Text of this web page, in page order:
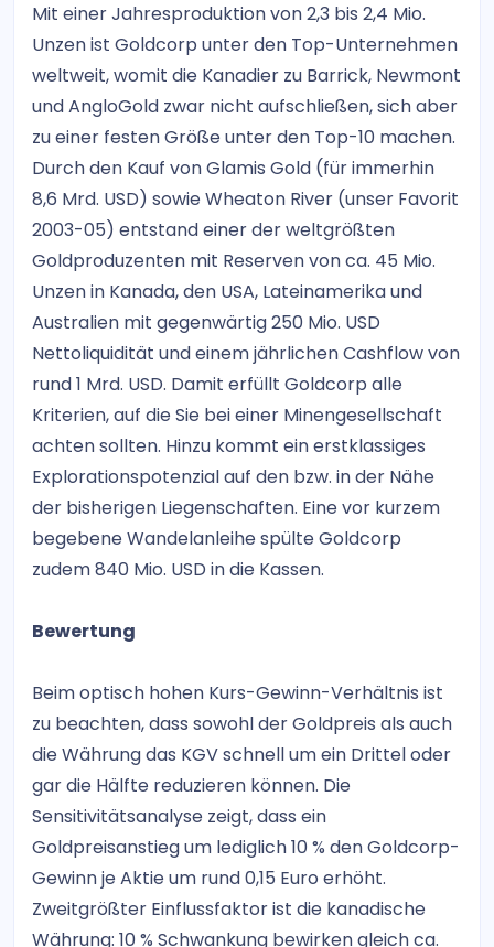
Mit einer Jahresproduktion von 2,3 bis 2,4 Mio.
Unzen ist Goldcorp unter den Top-Unternehmen
weltweit, womit die Kanadier zu Barrick, Newmont
und AngloGold zwar nicht aufschließen, sich aber
zu einer festen Größe unter den Top-10 machen.
Durch den Kauf von Glamis Gold (für immerhin
8,6 Mrd. USD) sowie Wheaton River (unser Favorit
2003-05) entstand einer der weltgrößten
Goldproduzenten mit Reserven von ca. 45 Mio.
Unzen in Kanada, den USA, Lateinamerika und
Australien mit gegenwärtig 250 Mio. USD
Nettoliquidität und einem jährlichen Cashflow von
rund 1 Mrd. USD. Damit erfüllt Goldcorp alle
Kriterien, auf die Sie bei einer Minengesellschaft
achten sollten. Hinzu kommt ein erstklassiges
Explorationspotenzial auf den bzw. in der Nähe
der bisherigen Liegenschaften. Eine vor kurzem
begebene Wandelanleihe spülte Goldcorp
zudem 840 Mio. USD in die Kassen.
Bewertung
Beim optisch hohen Kurs-Gewinn-Verhältnis ist
zu beachten, dass sowohl der Goldpreis als auch
die Währung das KGV schnell um ein Drittel oder
gar die Hälfte reduzieren können. Die
Sensitivitätsanalyse zeigt, dass ein
Goldpreisanstieg um lediglich 10 % den Goldcorp-
Gewinn je Aktie um rund 0,15 Euro erhöht.
Zweitgrößter Einflussfaktor ist die kanadische
Währung: 10 % Schwankung bewirken gleich ca.